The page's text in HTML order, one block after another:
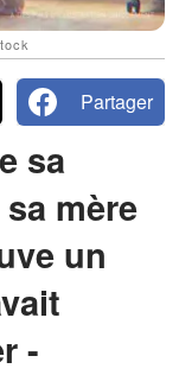
Partager
sa
mère
un
-